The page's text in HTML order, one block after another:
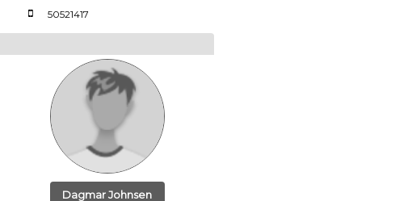
50521417
Dagmar Johnsen